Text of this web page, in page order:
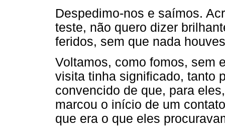
Despedimo-nos e saímos.
teste, não quero dizer
feridos, sem que nada
Voltamos, como fomos, sem
visita tinha significado, tanto
convencido de que, para
marcou o início de um
que era o que eles